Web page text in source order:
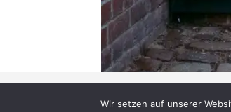
Wir setzen auf unserer